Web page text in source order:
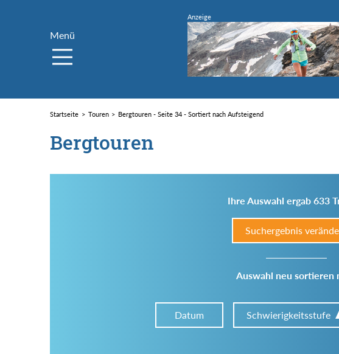
Menü
Startseite Touren Bergtouren - Seite 34 - Sortiert nach Aufsteigend
Bergtouren
Ihre Auswahl ergab 633
Suchergebnis
Auswahl neu sortieren
Datum Schwierigkeitsstufe